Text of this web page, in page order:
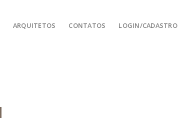
ARQUITETOS CONTATOS LOGIN/CADASTRO